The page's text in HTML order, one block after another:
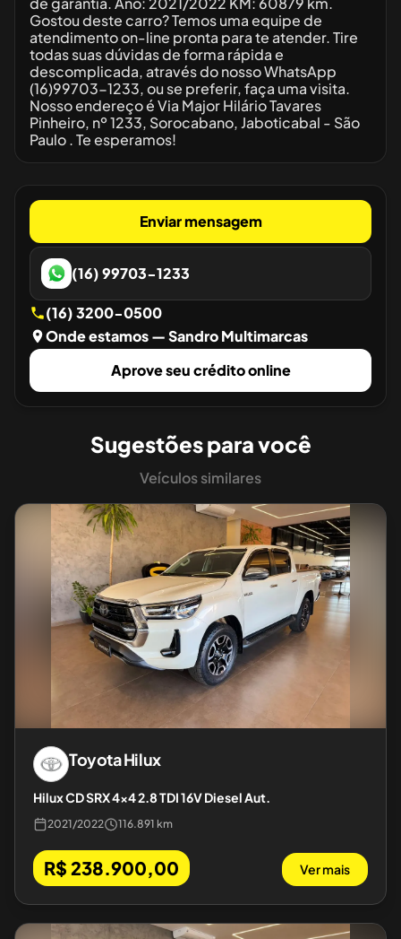
Gostou deste carro? Temos uma equipe de
atendimento on-line pronta para te atender. Tire
todas suas dúvidas de forma rápida e
descomplicada, através do nosso WhatsApp
(16)99703-1233, ou se preferir, faça uma visita.
Nosso endereço é Via Major Hilário Tavares
Pinheiro, nº 1233, Sorocabano, Jaboticabal - São
Paulo . Te esperamos!
Enviar mensagem
(16) 99703-1233
(16) 3200-0500
Onde estamos— Sandro Multimarcas
Aprove seu crédito online
Sugestões para você
Veículos similares
ToyotaHilux
Hilux CD SRX 4x4 2.8 TDI 16V Diesel Aut.
2021/2022 116.891 km
R$ 238.900,00 Ver mais